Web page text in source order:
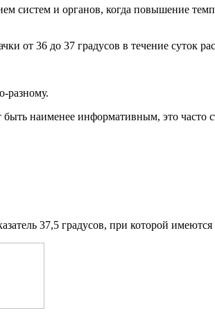
систем и органов, когда повышение
от 36 до 37 градусов в течение суток
разному.
наименее информативным, это часто
37,5 градусов, при которой